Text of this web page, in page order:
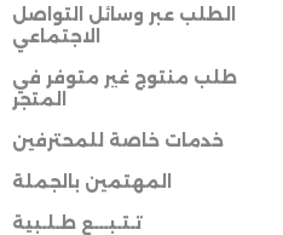
الطلب عبر وسائل التواصل
الاجتماعي
طلب منتوج غير متوفر في
المتجر
خدمات خاصة للمحترفين
المهتمين بالجملة
تـتـبـــع طـلـبية